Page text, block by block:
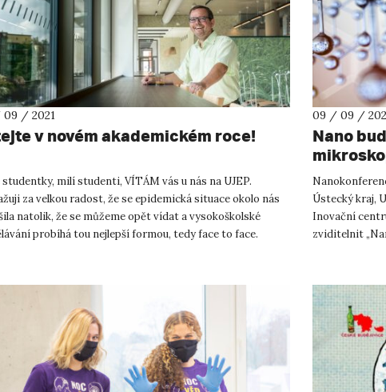
/ 2021
v novém akademickém roce!
milí studenti, VÍTÁM vás u nás na UJEP.
za velkou radost, že se epidemická situace okolo nás
natolik, že se můžeme opět vídat a vysokoškolské
probíhá tou nejlepší formou, tedy face to face.
09 / 09 /
Nano
Ústecký kraj,
Inovační
zviditelnit